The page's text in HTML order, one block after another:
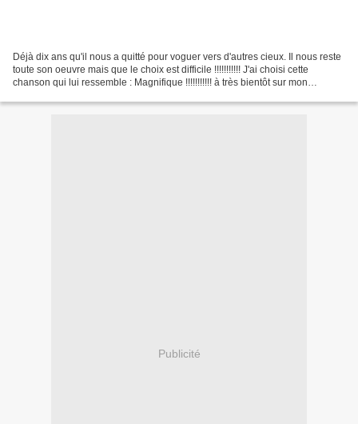
Déjà dix ans qu'il nous a quitté pour voguer vers d'autres cieux. Il nous reste
toute son oeuvre mais que le choix est difficile !!!!!!!!!!! J'ai choisi cette
chanson qui lui ressemble : Magnifique !!!!!!!!!!! à très bientôt sur mon
Publicité